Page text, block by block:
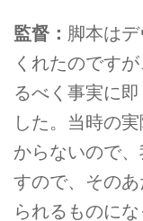
監督： 脚本は
くれたのです
るべく事実に
した。当時の
からないので
すので、その
られるものに